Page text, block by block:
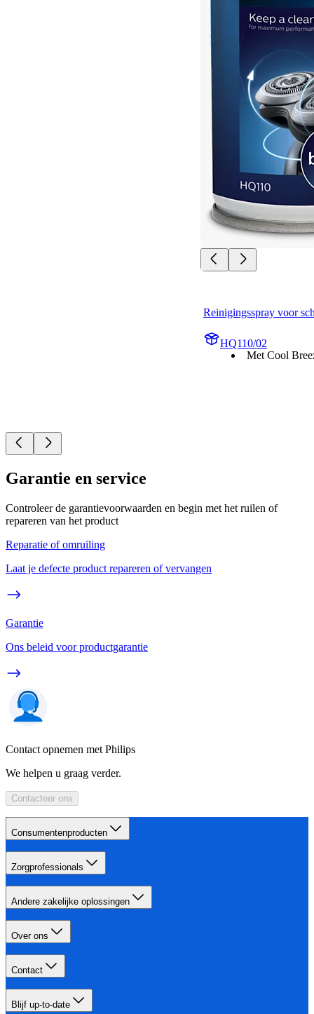
Reinigingsspray voor
HQ110/02
Met Cool
Garantie en service
Controleer de garantievoorwaarden en begin met het ruilen of
repareren van het product
Reparatie of omruiling
Laat je defecte product repareren of vervangen
Garantie
Ons beleid voor productgarantie
Contact opnemen met Philips
We helpen u graag verder.
Contacteer ons
Consumentenproducten
Zorgprofessionals
Andere zakelijke oplossingen
Over ons
Contact
Blijf up-to-date